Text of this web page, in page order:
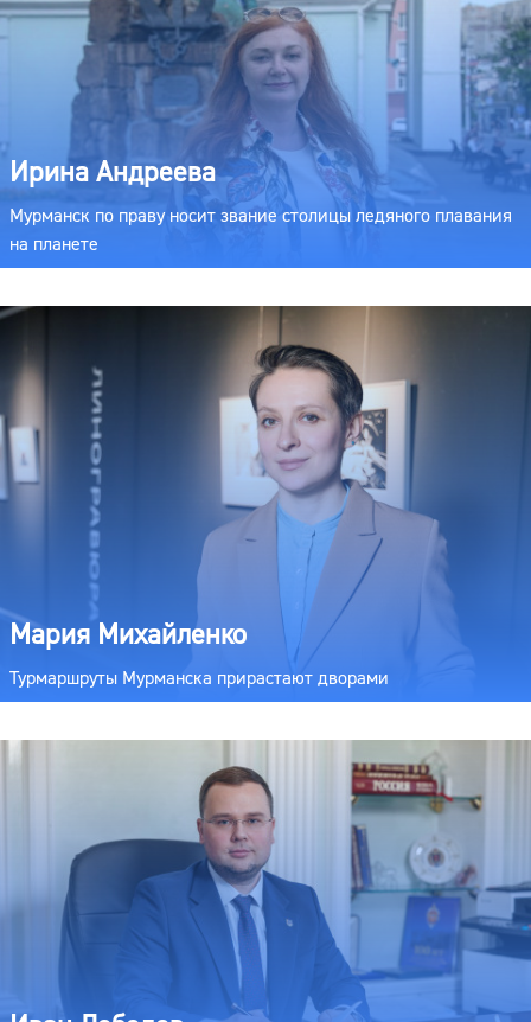
Ирина Андреева
Мурманск по праву носит звание столицы ледяного плавания
на планете
Мария Михайленко
Турмаршруты Мурманска прирастают дворами